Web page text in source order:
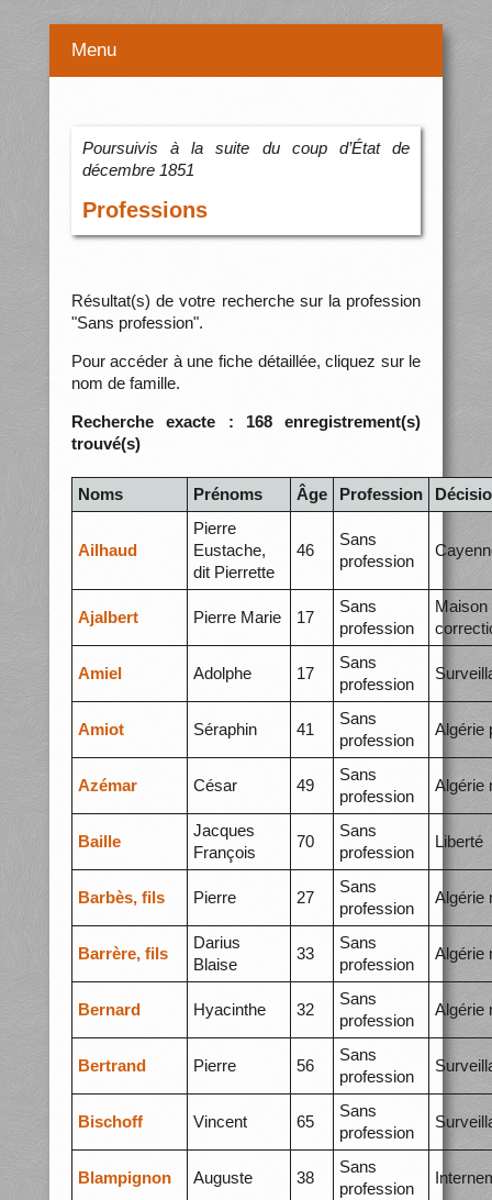
Menu
Poursuivis à la suite du coup d’État de
décembre 1851
Professions
Résultat(s) de votre recherche sur la profession
"Sans profession".
Pour accéder à une fiche détaillée, cliquez sur le
nom de famille.
Recherche exacte : 168 enregistrement(s)
trouvé(s)
Noms Prénoms Âge Profession
Ailhaud
Pierre
Eustache,
dit Pierrette
46
Sans
profession
Ajalbert Pierre Marie 17
Sans
profession
Maison
Amiel Adolphe 17
Sans
profession
Amiot Séraphin 41
Sans
profession
Algérie
Azémar César 49
Sans
profession
Algérie
Baille
Jacques
François
70
Sans
profession
Liberté
Barbès, fils Pierre 27
Sans
profession
Algérie
Barrère, fils
Darius
Blaise
33
Sans
profession
Algérie
Bernard Hyacinthe 32
Sans
profession
Algérie
Bertrand Pierre 56
Sans
profession
Bischoff Vincent 65
Sans
profession
Blampignon Auguste 38
Sans
profession